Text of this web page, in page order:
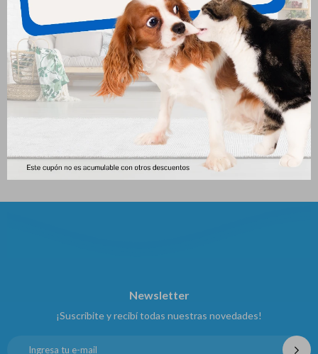
Ferplast
Bozal P/ Perros Nº4
199
Newsletter
¡Suscribite y recibí todas nuestras novedades!